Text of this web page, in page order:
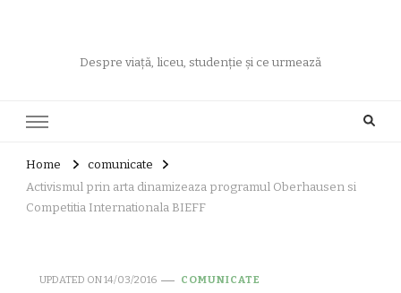
Despre viață, liceu, studenție și ce urmează
Home
comunicate
Activismul prin arta dinamizeaza programul Oberhausen si
Competitia Internationala BIEFF
UPDATED ON14/03/2016 COMUNICATE